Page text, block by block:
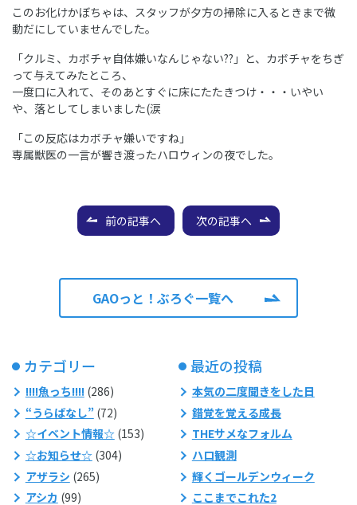
このお化けかぼちゃは、スタッフが夕方の掃除に入るときまで微
動だにしていませんでした。
「クルミ、カボチャ自体嫌いなんじゃない??」と、カボチャをちぎ
って与えてみたところ、
一度口に入れて、そのあとすぐに床にたたきつけ・・・いやい
や、落としてしまいました(涙
「この反応はカボチャ嫌いですね」
専属獣医の一言が響き渡ったハロウィンの夜でした。
前の記事へ 次の記事へ
GAOっと！ぶろぐ一覧へ
カテゴリー
!!!!魚っち!!!!(286)
“うらばなし”(72)
☆イベント情報☆(153)
☆お知らせ☆(304)
アザラシ (265)
アシカ (99)
最近の投稿
本気の二度聞きをした日
錯覚を覚える成長
THEサメなフォルム
ハロ観測
輝くゴールデンウィーク
ここまでこれた2